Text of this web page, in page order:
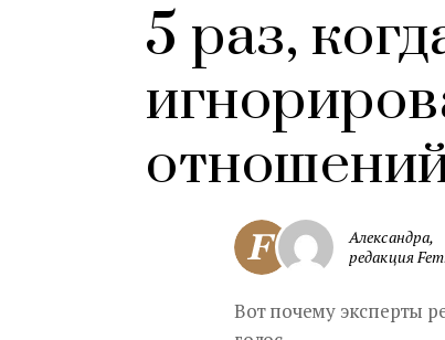
5 раз,
Александра,
редакция
Вот почему эксперты